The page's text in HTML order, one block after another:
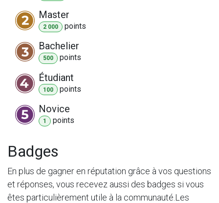
Master
2 000 points
Bachelier
500 points
Étudiant
100 points
Novice
1 points
Badges
En plus de gagner en réputation grâce à vos questions
et réponses, vous recevez aussi des badges si vous
êtes particulièrement utile à la communauté. Les